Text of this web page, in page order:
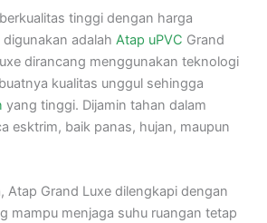
tinggi dengan harga
digunakan adalahAtap uPVC Grand
dirancang menggunakan teknologi
kualitas unggul sehingga
yang tinggi. Dijamin tahan dalam
esktrim, baik panas, hujan, maupun
Atap Grand Luxe dilengkapi dengan
mampu menjaga suhu ruangan tetap